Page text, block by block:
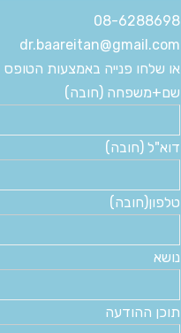
08-6288698
dr.baareitan@gmail.com
או שלחו פנייה באמצעות הטופס
שם+משפחה (חובה)
דוא"ל (חובה)
טלפון(חובה)
נושא
תוכן ההודעה